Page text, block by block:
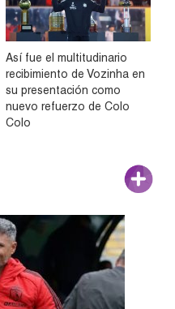
Así fue el multitudinario
recibimiento de Vozinha en
su presentación como
nuevo refuerzo de Colo
Colo